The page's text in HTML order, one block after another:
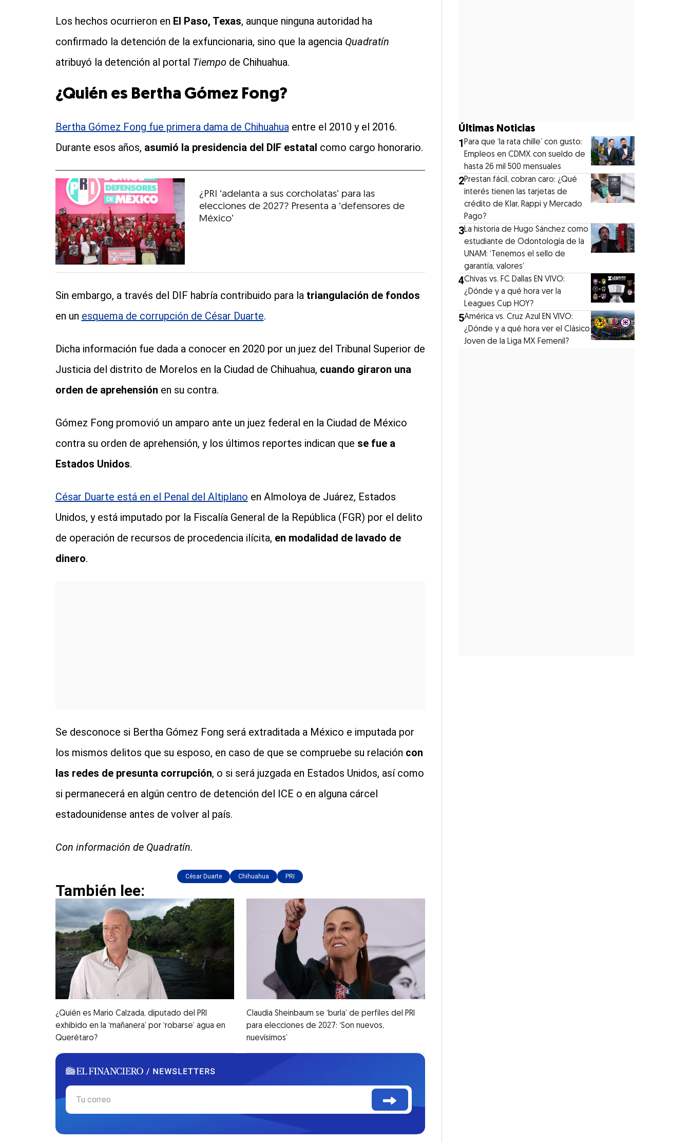
Los hechos ocurrieron en El Paso, Texas, aunque ninguna autoridad ha
confirmado la detención de la exfuncionaria, sino que la agencia Quadratín
atribuyó la detención al portal Tiempode Chihuahua.
¿Quién es Bertha Gómez Fong?
Bertha Gómez Fong fue primera dama de Chihuahuaentre el 2010 y el 2016.
Durante esos años, asumió la presidencia del DIF estatal como cargo honorario.
¿PRI ‘adelanta a sus corcholatas’ para las
elecciones de 2027? Presenta a ‘defensores de
México’
Sin embargo, a través del DIF habría contribuido para la triangulación de fondos
en un esquema de corrupción de César Duarte.
Dicha información fue dada a conocer en 2020 por un juez del Tribunal Superior de
Justicia del distrito de Morelos en la Ciudad de Chihuahua, cuando giraron una
orden de aprehensión en su contra.
Gómez Fong promovió un amparo ante un juez federal en la Ciudad de México
contra su orden de aprehensión, y los últimos reportes indican que se fue a
Estados Unidos.
César Duarte está en el Penal del Altiplano en Almoloya de Juárez, Estados
Unidos, y está imputado por la Fiscalía General de la República (FGR) por el delito
de operación de recursos de procedencia ilícita, en modalidad de lavado de
dinero.
Se desconoce si Bertha Gómez Fong será extraditada a México e imputada por
los mismos delitos que su esposo, en caso de que se compruebe su relación con
las redes de presunta corrupción, o si será juzgada en Estados Unidos, así como
si permanecerá en algún centro de detención del ICE o en alguna cárcel
estadounidense antes de volver al país.
Con información de Quadratín.
César Duarte Chihuahua PRI
También lee:
¿Quién es Mario Calzada, diputado del PRI
exhibido en la ‘mañanera’ por ‘robarse’ agua en
Querétaro?
Claudia Sheinbaum se ‘burla’ de perfiles del PRI
para elecciones de 2027: ‘Son nuevos,
nuevísimos’
Últimas Noticias
1Para que ‘la rata chille’ con gusto:
Empleos en CDMX con sueldo de
hasta 26 mil 500 mensuales
2Prestan fácil, cobran caro: ¿Qué
interés tienen las tarjetas de
crédito de Klar, Rappi y Mercado
Pago?
3La historia de Hugo Sánchez como
estudiante de Odontología de la
UNAM: ‘Tenemos el sello de
garantía, valores’
4Chivas vs. FC Dallas EN VIVO:
¿Dónde y a qué hora ver la
Leagues Cup HOY?
5América vs. Cruz Azul EN VIVO:
¿Dónde y a qué hora ver el Clásico
Joven de la Liga MX Femenil?